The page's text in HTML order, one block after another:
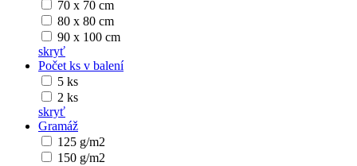
70 x 70 cm
80 x 80 cm
90 x 100 cm
skryť
Počet ks v balení
5 ks
2 ks
skryť
Gramáž
125 g/m2
150 g/m2